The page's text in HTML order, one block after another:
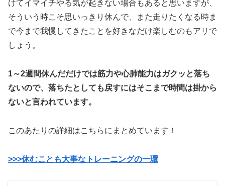
けてイマイチやる気が起きない場合もあると思いますが、
そういう時こそ思いっきり休んで、また走りたくなる時ま
で今まで我慢してきたことを好きなだけ楽しむのもアリで
しょう。
1～2週間休んだだけでは筋力や心肺能力はガクッと落ち
ないので、落ちたとしても戻すにはそこまで時間は掛から
ないと言われています。
このあたりの詳細はこちらにまとめています！
>>>休むことも大事なトレーニングの一環